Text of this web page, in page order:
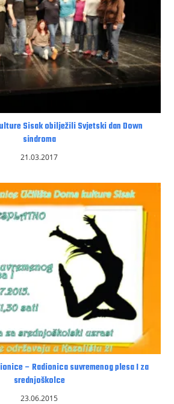
Sisak obilježili Svjetski dan Down
sindroma
21.03.2017
– Radionica suvremenog plesa I za
srednjoškolce
23.06.2015